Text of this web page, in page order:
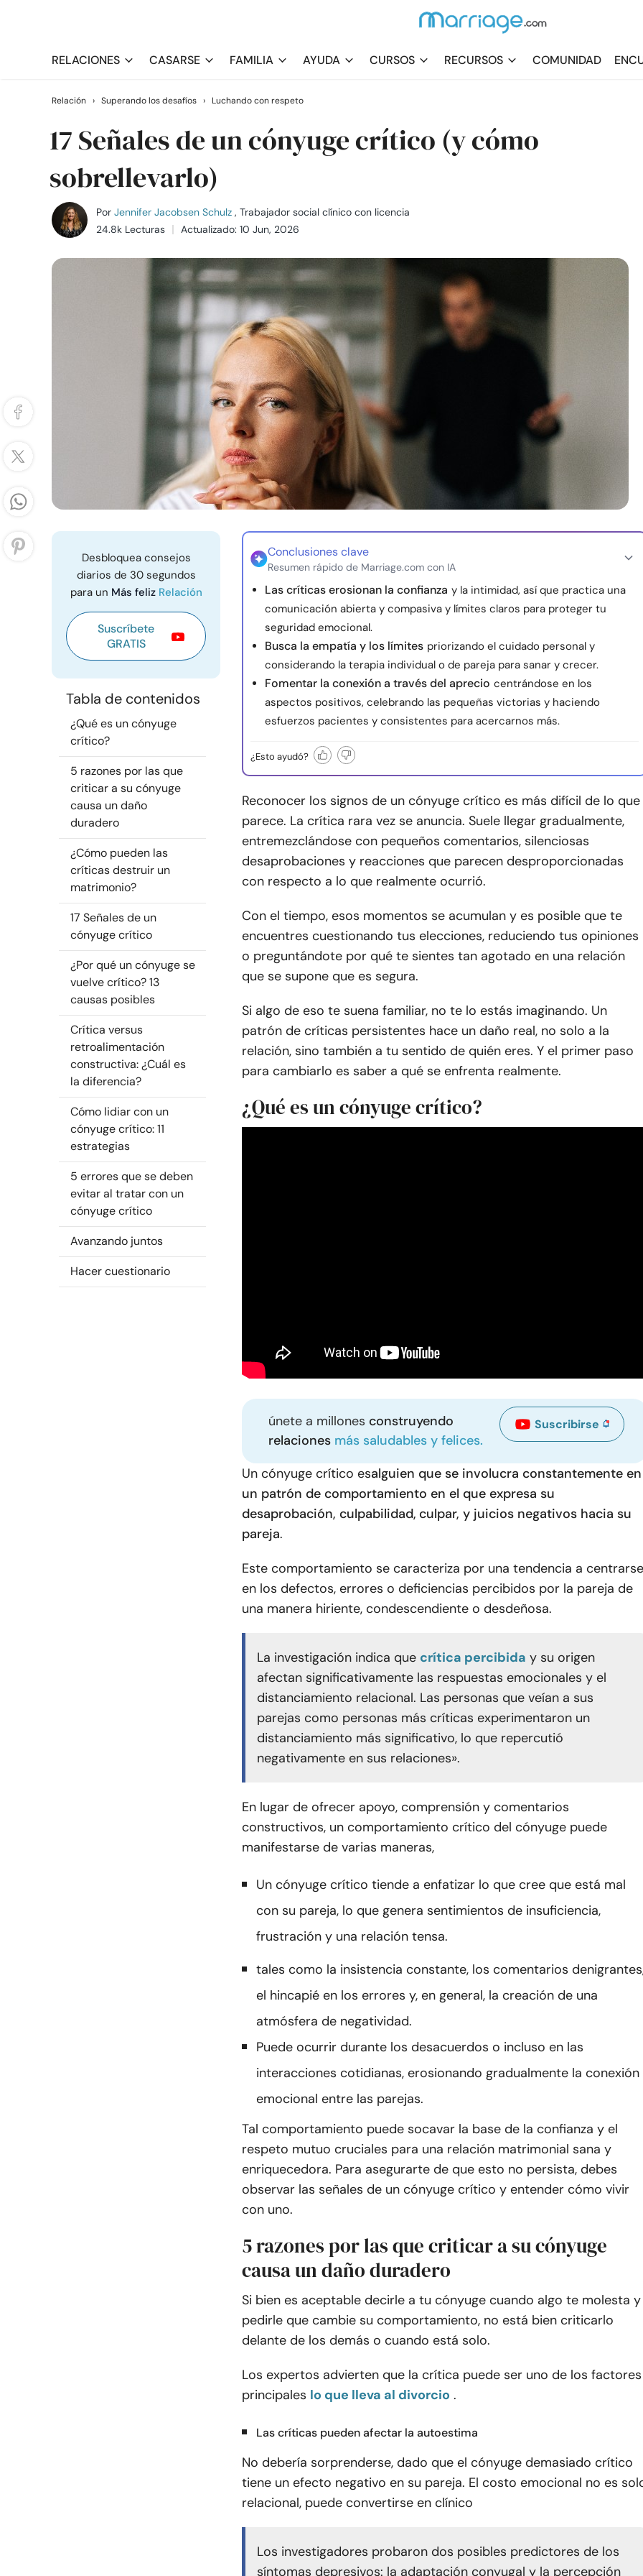
RELACIONES CASARSE FAMILIA AYUDA CURSOS RECURSOS COMUNIDAD
Relación › Superando los desafíos › Luchando con respeto
17 Señales de un cónyuge crítico (y cómo
sobrellevarlo)
Por Jennifer Jacobsen Schulz , Trabajador social clínico con licencia
24.8k Lecturas
Actualizado: 10 Jun, 2026
Desbloquea consejos
diarios de 30 segundos
para un Más feliz Relación
Suscríbete
GRATIS
Tabla de contenidos
¿Qué es un cónyuge
crítico?
5 razones por las que
criticar a su cónyuge
causa un daño
duradero
¿Cómo pueden las
críticas destruir un
matrimonio?
17 Señales de un
cónyuge crítico
¿Por qué un cónyuge se
vuelve crítico? 13
causas posibles
Crítica versus
retroalimentación
constructiva: ¿Cuál es
la diferencia?
Cómo lidiar con un
cónyuge crítico: 11
estrategias
5 errores que se deben
evitar al tratar con un
cónyuge crítico
Avanzando juntos
Hacer cuestionario
Conclusiones clave
Resumen rápido de Marriage.com con IA
Las críticas erosionan la confianza y la intimidad, así que practica una
comunicación abierta y compasiva y límites claros para proteger tu
seguridad emocional.
Busca la empatía y los límites priorizando el cuidado personal y
considerando la terapia individual o de pareja para sanar y crecer.
Fomentar la conexión a través del aprecio centrándose en los
aspectos positivos, celebrando las pequeñas victorias y haciendo
esfuerzos pacientes y consistentes para acercarnos más.
¿Esto ayudó?
Reconocer los signos de un cónyuge crítico es más difícil de lo que
parece. La crítica rara vez se anuncia. Suele llegar gradualmente,
entremezclándose con pequeños comentarios, silenciosas
desaprobaciones y reacciones que parecen desproporcionadas
con respecto a lo que realmente ocurrió.
Con el tiempo, esos momentos se acumulan y es posible que te
encuentres cuestionando tus elecciones, reduciendo tus opiniones
o preguntándote por qué te sientes tan agotado en una relación
que se supone que es segura.
Si algo de eso te suena familiar, no te lo estás imaginando. Un
patrón de críticas persistentes hace un daño real, no solo a la
relación, sino también a tu sentido de quién eres. Y el primer paso
para cambiarlo es saber a qué se enfrenta realmente.
¿Qué es un cónyuge crítico?
únete a millones construyendo
relaciones más saludables y felices.
Suscribirse
Un cónyuge crítico esalguien que se involucra constantemente en
un patrón de comportamiento en el que expresa su
desaprobación, culpabilidad, culpar, y juicios negativos hacia su
pareja.
Este comportamiento se caracteriza por una tendencia a centrarse
en los defectos, errores o deficiencias percibidos por la pareja de
una manera hiriente, condescendiente o desdeñosa.
La investigación indica que crítica percibida y su origen
afectan significativamente las respuestas emocionales y el
distanciamiento relacional. Las personas que veían a sus
parejas como personas más críticas experimentaron un
distanciamiento más significativo, lo que repercutió
negativamente en sus relaciones».
En lugar de ofrecer apoyo, comprensión y comentarios
constructivos, un comportamiento crítico del cónyuge puede
manifestarse de varias maneras,
Un cónyuge crítico tiende a enfatizar lo que cree que está mal
con su pareja, lo que genera sentimientos de insuficiencia,
frustración y una relación tensa.
tales como la insistencia constante, los comentarios
el hincapié en los errores y, en general, la creación de una
atmósfera de negatividad.
Puede ocurrir durante los desacuerdos o incluso en las
interacciones cotidianas, erosionando gradualmente la conexión
emocional entre las parejas.
Tal comportamiento puede socavar la base de la confianza y el
respeto mutuo cruciales para una relación matrimonial sana y
enriquecedora. Para asegurarte de que esto no persista, debes
observar las señales de un cónyuge crítico y entender cómo vivir
con uno.
5 razones por las que criticar a su cónyuge
causa un daño duradero
Si bien es aceptable decirle a tu cónyuge cuando algo te molesta y
pedirle que cambie su comportamiento, no está bien criticarlo
delante de los demás o cuando está solo.
Los expertos advierten que la crítica puede ser uno de los factores
principales lo que lleva al divorcio .
Las críticas pueden afectar la autoestima
No debería sorprenderse, dado que el cónyuge demasiado crítico
tiene un efecto negativo en su pareja. El costo emocional no es
relacional, puede convertirse en clínico
Los investigadores probaron dos posibles predictores de los
síntomas depresivos: la adaptación conyugal y la percepción